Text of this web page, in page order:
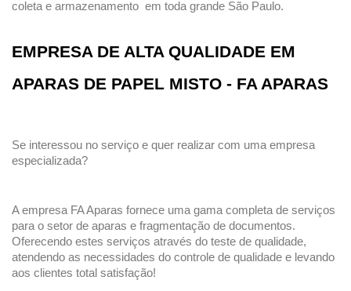
coleta e armazenamento  em toda grande São Paulo.
EMPRESA DE ALTA QUALIDADE EM
APARAS DE PAPEL MISTO - FA APARAS
Se interessou no serviço e quer realizar com uma empresa
especializada?
A empresa FA Aparas fornece uma gama completa de serviços
para o setor de aparas e fragmentação de documentos.
Oferecendo estes serviços através do teste de qualidade,
atendendo as necessidades do controle de qualidade e levando
aos clientes total satisfação!